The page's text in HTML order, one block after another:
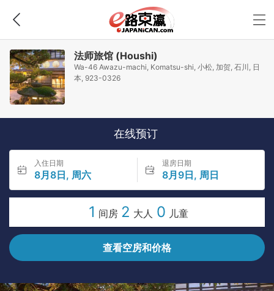
法师旅馆 (Houshi)
Wa-46 Awazu-machi, Komatsu-shi, 小松, 加贺, 石川, 日
本, 923-0326
在线预订
入住日期
8月8日, 周六
退房日期
8月9日, 周日
1 间房 2 大人 0 儿童
查看空房和价格